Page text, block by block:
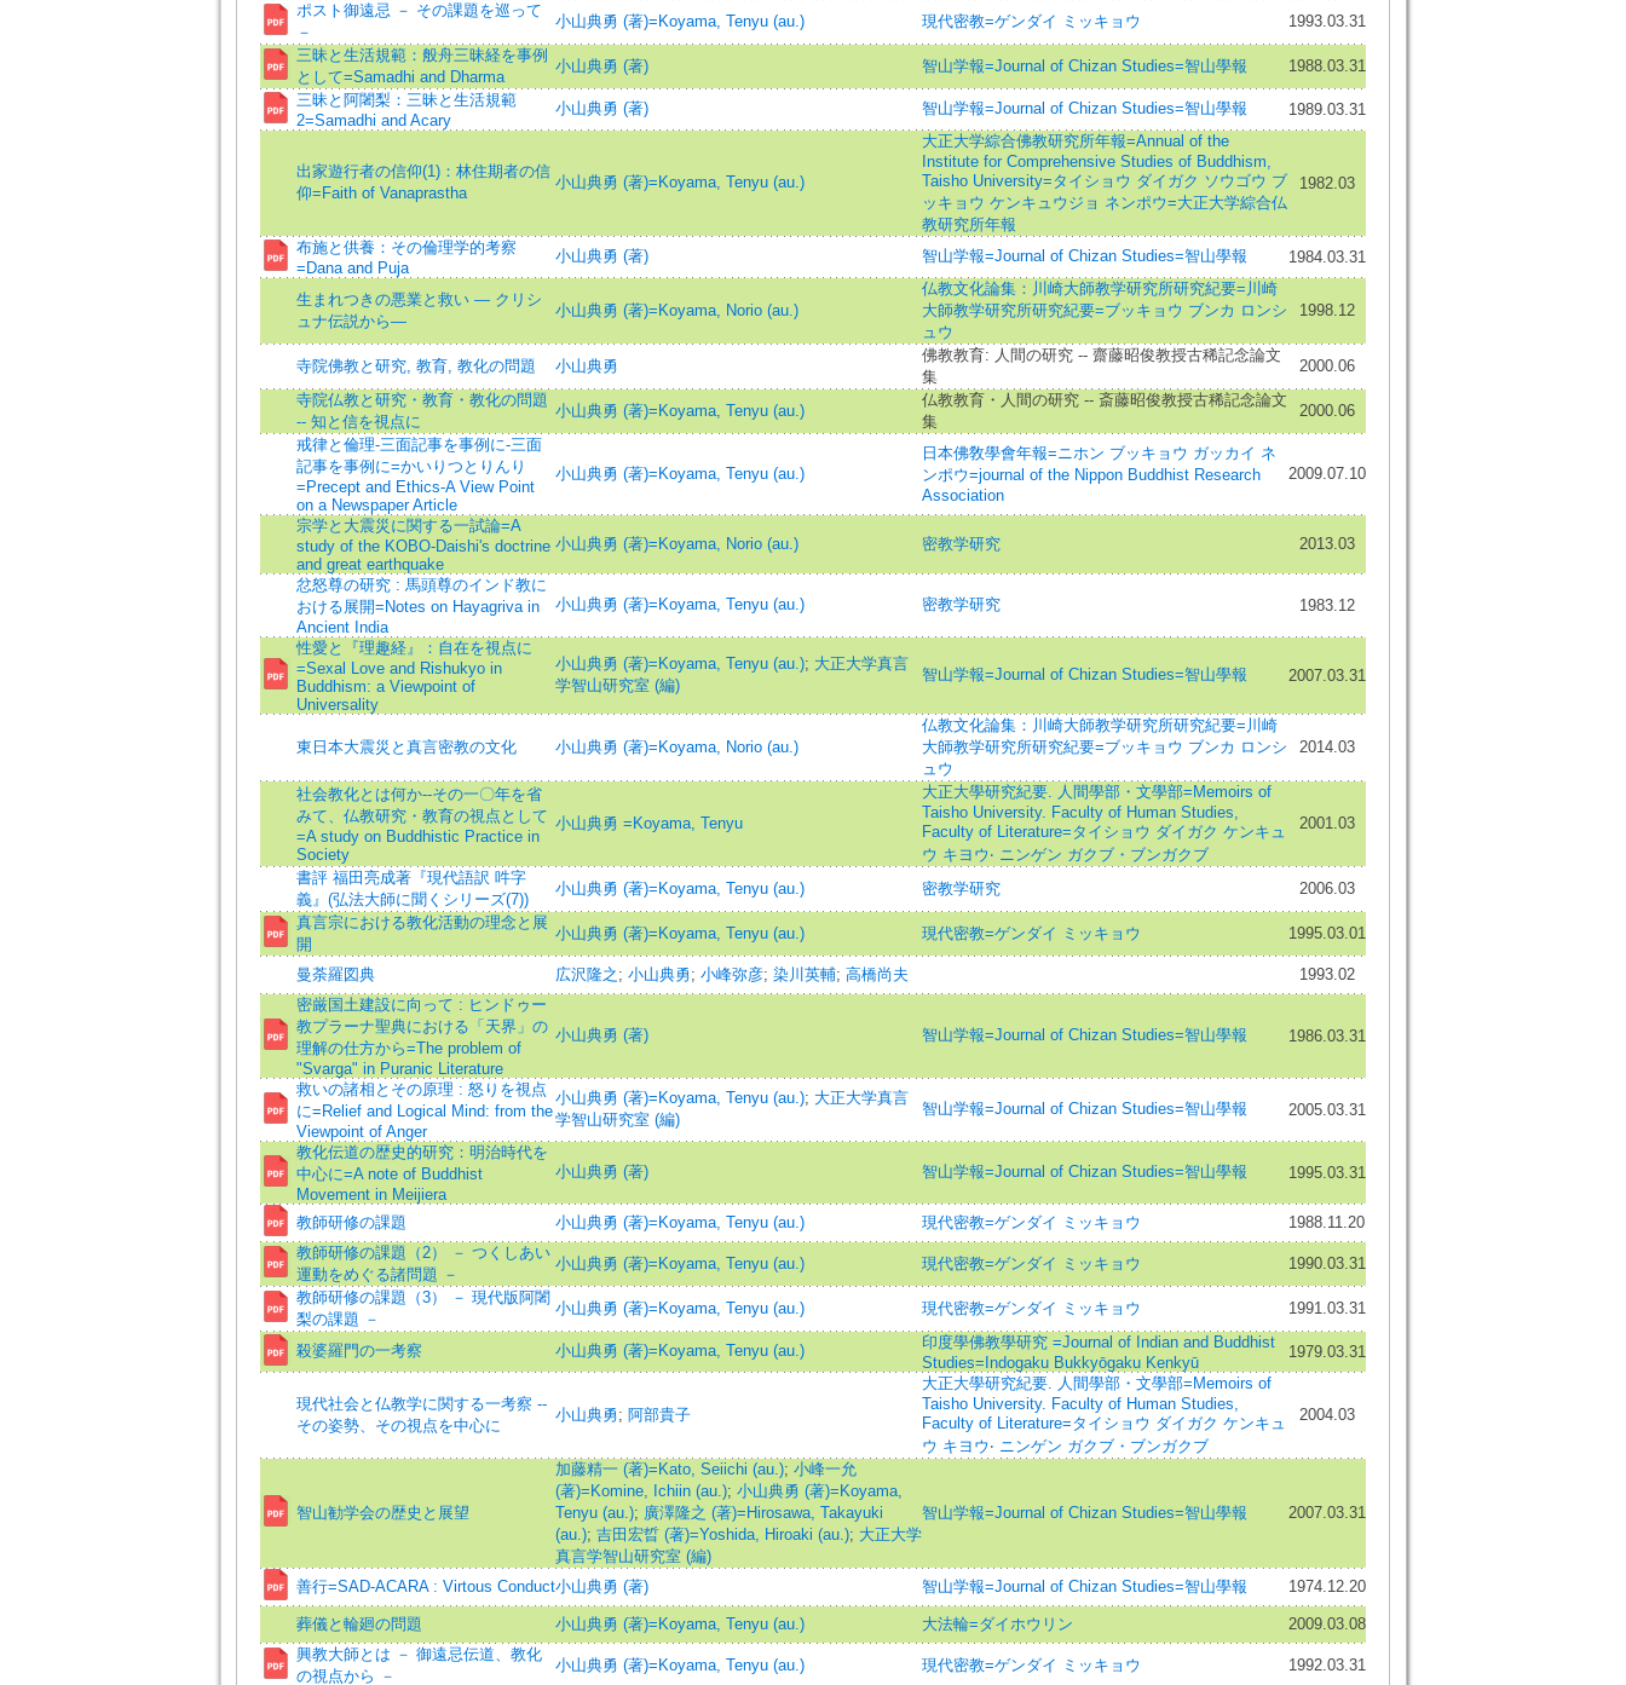
ポスト御遠忌 － その課題を巡って
－
小山典勇 (著)=Koyama, Tenyu (au.) 現代密教=ゲンダイ ミッキョウ
1993.03.31
三昧と生活規範：般舟三昧経を事例
として=Samadhi and Dharma
小山典勇 (著) 智山学報=Journal of Chizan Studies=智山學報
1988.03.31
三昧と阿闍梨：三昧と生活規範
2=Samadhi and Acary
小山典勇 (著) 智山学報=Journal of Chizan Studies=智山學報 1989.03.31
出家遊行者の信仰(1)：林住期者の信
仰=Faith of Vanaprastha
小山典勇 (著)=Koyama, Tenyu (au.)
大正大学綜合佛教研究所年報=Annual of the
Institute for Comprehensive Studies of Buddhism,
Taisho University=タイショウ ダイガク ソウゴウ ブ
ッキョウ ケンキュウジョ ネンポウ=大正大学綜合仏
教研究所年報
1982.03
布施と供養：その倫理学的考察
=Dana and Puja
小山典勇 (著) 智山学報=Journal of Chizan Studies=智山學報 1984.03.31
生まれつきの悪業と救い ― クリシ
ュナ伝説から―
小山典勇 (著)=Koyama, Norio (au.)
仏教文化論集：川崎大師教学研究所研究紀要=川崎
大師教学研究所研究紀要=ブッキョウ ブンカ ロンシ
ュウ
1998.12
寺院佛教と研究, 教育, 教化の問題 小山典勇
佛教教育: 人間の研究 -- 齋藤昭俊教授古稀記念論文
集
2000.06
寺院仏教と研究・教育・教化の問題
-- 知と信を視点に
小山典勇 (著)=Koyama, Tenyu (au.)
仏教教育・人間の研究 -- 斎藤昭俊教授古稀記念論文
集
2000.06
戒律と倫理-三面記事を事例に-三面
記事を事例に=かいりつとりんり
=Precept and Ethics-A View Point
on a Newspaper Article
小山典勇 (著)=Koyama, Tenyu (au.)
日本佛敎學會年報=ニホン ブッキョウ ガッカイ ネ
ンポウ=journal of the Nippon Buddhist Research
Association
2009.07.10
宗学と大震災に関する一試論=A
study of the KOBO-Daishi's doctrine
and great earthquake
小山典勇 (著)=Koyama, Norio (au.) 密教学研究 2013.03
忿怒尊の研究 : 馬頭尊のインド教に
おける展開=Notes on Hayagriva in
Ancient India
小山典勇 (著)=Koyama, Tenyu (au.) 密教学研究 1983.12
性愛と『理趣経』：自在を視点に
=Sexal Love and Rishukyo in
Buddhism: a Viewpoint of
Universality
小山典勇 (著)=Koyama, Tenyu (au.); 大正大学真言
学智山研究室 (編)
智山学報=Journal of Chizan Studies=智山學報 2007.03.31
東日本大震災と真言密教の文化 小山典勇 (著)=Koyama, Norio (au.)
仏教文化論集：川崎大師教学研究所研究紀要=川崎
大師教学研究所研究紀要=ブッキョウ ブンカ ロンシ
ュウ
2014.03
社会教化とは何か--その一〇年を省
みて、仏教研究・教育の視点として
=A study on Buddhistic Practice in
Society
小山典勇 =Koyama, Tenyu
大正大學研究紀要. 人間學部・文學部=Memoirs of
Taisho University. Faculty of Human Studies,
Faculty of Literature=タイショウ ダイガク ケンキュ
ウ キヨウ‧ ニンゲン ガクブ・ブンガクブ
2001.03
書評 福田亮成著『現代語訳 吽字
義』(弘法大師に聞くシリーズ(7))
小山典勇 (著)=Koyama, Tenyu (au.) 密教学研究
2006.03
真言宗における教化活動の理念と展
開
小山典勇 (著)=Koyama, Tenyu (au.) 現代密教=ゲンダイ ミッキョウ 1995.03.01
曼荼羅図典 広沢隆之 ; 小山典勇; 小峰弥彦; 染川英輔; 高橋尚夫
1993.02
密厳国土建設に向って : ヒンドゥー
教プラーナ聖典における「天界」の
理解の仕方から=The problem of
"Svarga" in Puranic Literature
小山典勇 (著) 智山学報=Journal of Chizan Studies=智山學報 1986.03.31
救いの諸相とその原理 : 怒りを視点
に=Relief and Logical Mind: from the
Viewpoint of Anger
小山典勇 (著)=Koyama, Tenyu (au.); 大正大学真言
学智山研究室 (編)
智山学報=Journal of Chizan Studies=智山學報 2005.03.31
教化伝道の歴史的研究：明治時代を
中心に=A note of Buddhist
Movement in Meijiera
小山典勇 (著) 智山学報=Journal of Chizan Studies=智山學報 1995.03.31
教師研修の課題 小山典勇 (著)=Koyama, Tenyu (au.) 現代密教=ゲンダイ ミッキョウ
1988.11.20
教師研修の課題（2） － つくしあい
運動をめぐる諸問題 －
小山典勇 (著)=Koyama, Tenyu (au.) 現代密教=ゲンダイ ミッキョウ
1990.03.31
教師研修の課題（3） － 現代版阿闍
梨の課題 －
小山典勇 (著)=Koyama, Tenyu (au.) 現代密教=ゲンダイ ミッキョウ 1991.03.31
殺婆羅門の一考察 小山典勇 (著)=Koyama, Tenyu (au.)
印度學佛教學研究 =Journal of Indian and Buddhist
Studies=Indogaku Bukkyōgaku Kenkyū
1979.03.31
現代社会と仏教学に関する一考察 --
その姿勢、その視点を中心に
小山典勇; 阿部貴子
大正大學研究紀要. 人間學部・文學部=Memoirs of
Taisho University. Faculty of Human Studies,
Faculty of Literature=タイショウ ダイガク ケンキュ
ウ キヨウ‧ ニンゲン ガクブ・ブンガクブ
2004.03
智山勧学会の歴史と展望
加藤精一 (著)=Kato, Seiichi (au.); 小峰一允
(著)=Komine, Ichiin (au.); 小山典勇 (著)=Koyama,
Tenyu (au.); 廣澤隆之 (著)=Hirosawa, Takayuki
(au.); 吉田宏晢 (著)=Yoshida, Hiroaki (au.); 大正大学
真言学智山研究室 (編)
智山学報=Journal of Chizan Studies=智山學報 2007.03.31
善行=SAD-ACARA : Virtous Conduct小山典勇 (著) 智山学報=Journal of Chizan Studies=智山學報 1974.12.20
葬儀と輪廻の問題 小山典勇 (著)=Koyama, Tenyu (au.) 大法輪=ダイホウリン
2009.03.08
興教大師とは － 御遠忌伝道、教化
の視点から －
小山典勇 (著)=Koyama, Tenyu (au.) 現代密教=ゲンダイ ミッキョウ 1992.03.31